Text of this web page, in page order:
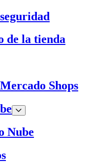
de la tienda
Shops
Nube